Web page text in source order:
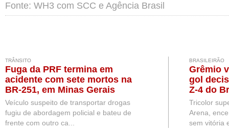
Fonte: WH3 com SCC e Agência Brasil
TRÂNSITO
Fuga da PRF termina em
acidente com sete mortos na
BR-251, em Minas Gerais
Veículo suspeito de transportar drogas
fugiu de abordagem policial e bateu de
frente com outro ca...
BRASILEIRÃO
Grêmio
gol
Z-4 do
Tricolor
Arena,
sem vitória